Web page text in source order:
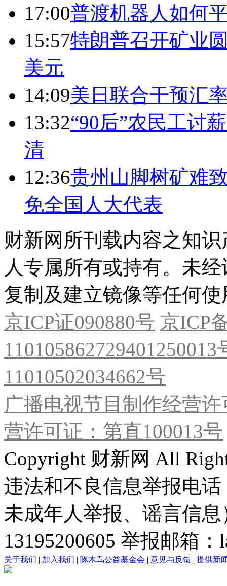
17:00普渡机器人如何
15:57特朗普召开矿业
美元
14:09美日联合干预汇
13:32“90后”农民工讨
清
12:36贵州山脚树矿难
免全国人大代表
财新网所刊载内容之知
人专属所有或持有。未
复制及建立镜像等任何使
京ICP证090880号 京ICP
11010502034662号
广播电视节目制作经营
营许可证：第直100013号
Copyright 财新网 All
违法和不良信息举报电
未成年人举报、谣言信
13195200605 举报邮箱
关于我们 | 加入我们 | 啄木鸟公益基金会 | 意见与反馈 | 提供新